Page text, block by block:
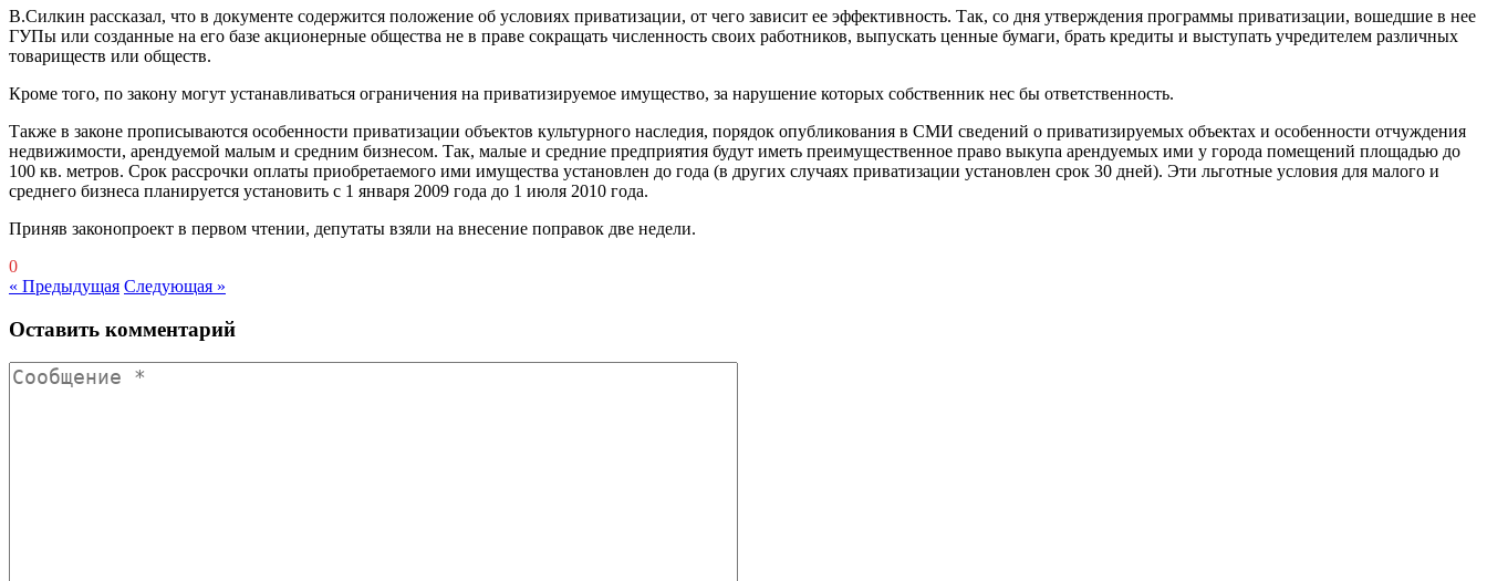
В.Силкин рассказал, что в документе содержится положение об условиях приватизации, от чего зависит ее эффективность. Так, со дня утверждения программы приватизации, вошедшие в нее
ГУПы или созданные на его базе акционерные общества не в праве сокращать численность своих работников, выпускать ценные бумаги, брать кредиты и выступать учредителем различных
товариществ или обществ.
Кроме того, по закону могут устанавливаться ограничения на приватизируемое имущество, за нарушение которых собственник нес бы ответственность.
Также в законе прописываются особенности приватизации объектов культурного наследия, порядок опубликования в СМИ сведений о приватизируемых объектах и особенности отчуждения
недвижимости, арендуемой малым и средним бизнесом. Так, малые и средние предприятия будут иметь преимущественное право выкупа арендуемых ими у города помещений площадью до
100 кв. метров. Срок рассрочки оплаты приобретаемого ими имущества установлен до года (в других случаях приватизации установлен срок 30 дней). Эти льготные условия для малого и
среднего бизнеса планируется установить с 1 января 2009 года до 1 июля 2010 года.
Приняв законопроект в первом чтении, депутаты взяли на внесение поправок две недели.
0
« Предыдущая Следующая »
Оставить комментарий